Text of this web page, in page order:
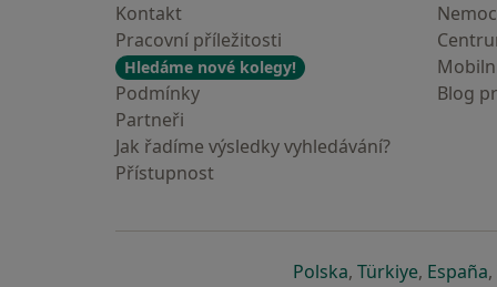
Kontakt
Pracovní příležitosti
Hledáme nové kolegy!
Podmínky
Partneři
Jak řadíme výsledky vyhledávání?
Přístupnost
Blog
Polskase otevře v nové
, Türkiyese
, España,